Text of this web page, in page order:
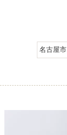
名古屋市